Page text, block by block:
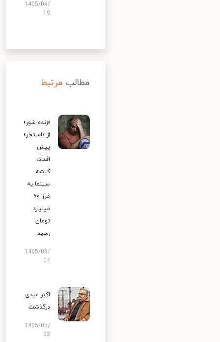
1405/04/
19
مطالب مرتبط
«زنده شور»
از «استخر»
پیش
افتاد؛
گیشه
سینما به
مرز ۶۰
میلیارد
تومان
رسید
1405/05/
07
اکبر عبدی
درگذشت
1405/05/
03